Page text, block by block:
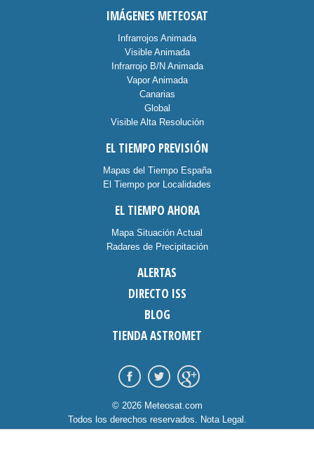
IMÁGENES METEOSAT
Infrarrojos Animada
Visible Animada
Infrarrojo B/N Animada
Vapor Animada
Canarias
Global
Visible Alta Resolución
EL TIEMPO PREVISIÓN
Mapas del Tiempo España
El Tiempo por Localidades
EL TIEMPO AHORA
Mapa Situación Actual
Radares de Precipitación
ALERTAS
DIRECTO ISS
BLOG
TIENDA ASTROMET
© 2026 Meteosat.com
Todos los derechos reservados. Nota Legal .